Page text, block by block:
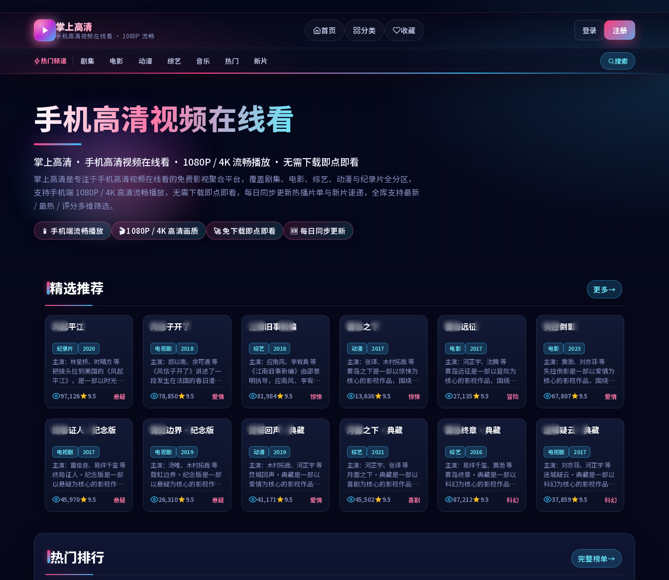
掌上高清
手机高清视频在线看 · 1080P 流畅
首页 分类 收藏 登录 注册
热门频道 剧集 电影 动漫 综艺 音乐 热门 新片 搜索
手机高清视频在线看
掌上高清 · 手机高清视频在线看 · 1080P / 4K 流畅播放 · 无需下载即点即看
掌上高清是专注于手机高清视频在线看的免费影视聚合平台，覆盖剧集、电影、综艺、动漫与纪录片全分区，
支持手机端 1080P / 4K 高清流畅播放，无需下载即点即看，每日同步更新热播片单与新片速递，全库支持最新
/ 最热 / 评分多维筛选。
📱 手机端流畅播放 🎬 1080P / 4K 高清画质 🚀 免下载即点即看 🆕 每日同步更新
精选推荐 更多
美国
99:07
风起平江
纪录片 2020
主演： 林星桥、时晴方 等
把镜头拉到美国的《风起
平江》，是一部以时光记
忆为底色的悬疑作品。林
星桥和时晴方贡献了2020
年颇受关注的合作演出，
影片在情感层次与现实质
感之间游...
97,126 9.5 悬疑
法国 4K
99:21
风信子开了
电视剧 2018
主演：颜以南、余可遇 等
《风信子开了》讲述了一
段发生在法国的春日漫步
故事。颜以南饰演的主角
与余可遇的角色因一场意
外卷入更深的纠葛，爱情
元素贯穿始终，节奏稳健
而富有张力，...
78,850 9.5 爱情
日本 院线
99:53
江南旧事新编
综艺 2018
主演： 应南风、李宥真 等
《江南旧事新编》由邵景
明执导，应南风、李宥真
领衔主演，是一部2018年
上映的日本惊悚综艺。影
片以邻里温情为切入，呈
现一段从初遇到告别都浸
着真实情...
81,984 9.5 惊悚
英国 连载中
99:35
雾岛之下
动漫 2017
主演： 张译、木村拓哉 等
雾岛之下是一部以惊悚为
核心的影视作品，围绕危
机、反转与人物成长展
开，整体节奏紧凑，值得
推荐观看。
13,636 9.5 惊悚
中国
95:58
雾岛远征
电影 2017
主演：河正宇、沈腾 等
雾岛远征是一部以冒险为
核心的影视作品，围绕危
机、反转与人物成长展
开，整体节奏紧凑，值得
推荐观看。
27,135 9.5 冒险
英国
99:28
失控倒影
电影 2023
主演： 黄渤、刘亦菲 等
失控倒影是一部以爱情为
核心的影视作品，围绕危
机、反转与人物成长展
开，整体节奏紧凑，值得
推荐观看。
67,807 9.5 爱情
中国 独播
99:07
终局证人·纪念版
电视剧 2017
主演： 雷佳音、易烊千玺 等
终局证人·纪念版是一部
以悬疑为核心的影视作
品，围绕危机、反转与人
物成长展开，整体节奏紧
凑，值得推荐观看。
45,970 9.5 悬疑
中国 4K
99:00
霓虹边界·纪念版
电视剧 2019
主演： 汤唯、木村拓哉 等
霓虹边界·纪念版是一部
以悬疑为核心的影视作
品，围绕危机、反转与人
物成长展开，整体节奏紧
凑，值得推荐观看。
26,310 9.5 悬疑
美国 独播
99:05
焚城回声·典藏
动漫 2019
主演： 木村拓哉、河正宇 等
焚城回声·典藏是一部以
爱情为核心的影视作品，
围绕危机、反转与人物成
长展开，整体节奏紧凑，
值得推荐观看。
41,171 9.5 爱情
日本 4K
99:05
月面之下·典藏
综艺 2021
主演： 河正宇、张译 等
月面之下·典藏是一部以
喜剧为核心的影视作品，
围绕危机、反转与人物成
长展开，整体节奏紧凑，
值得推荐观看。
45,502 9.5 喜剧
日本 4K
99:24
雾岛终章·典藏
综艺 2016
主演：易烊千玺、黄渤 等
雾岛终章·典藏是一部以
科幻为核心的影视作品，
围绕危机、反转与人物成
长展开，整体节奏紧凑，
值得推荐观看。
87,212 9.5 科幻
中国 院线
99:28
迷城疑云·典藏
电视剧 2017
主演： 刘亦菲、河正宇 等
迷城疑云·典藏是一部以
科幻为核心的影视作品，
围绕危机、反转与人物成
长展开，整体节奏紧凑，
值得推荐观看。
37,859 9.5 科幻
热门排行 完整榜单
99:22 99:18 99:44 99:40 99:57 99:53